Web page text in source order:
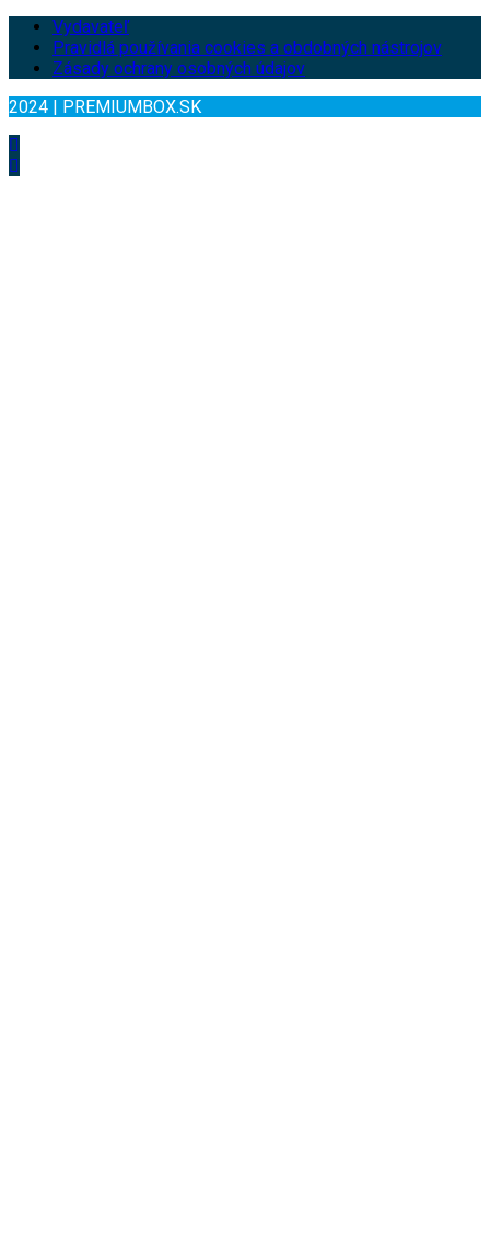
Vydavateľ
Pravidlá používania cookies a obdobných nástrojov
Zásady ochrany osobných údajov
2024 | PREMIUMBOX.SK